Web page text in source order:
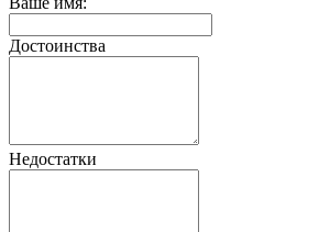
Достоинства
Недостатки